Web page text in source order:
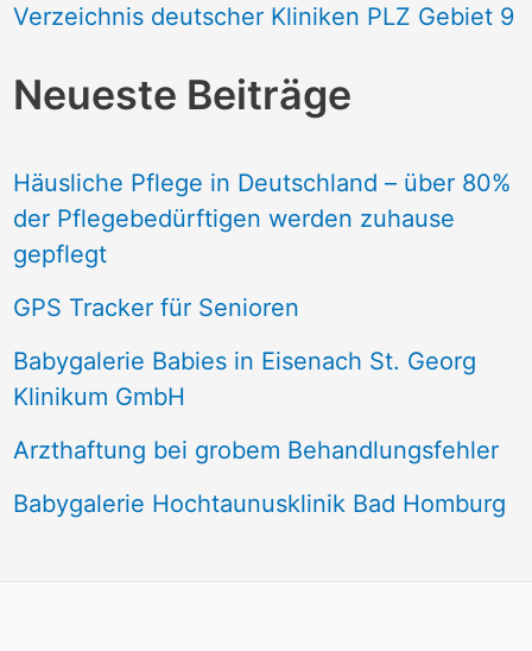
Verzeichnis deutscher Kliniken PLZ Gebiet 9
Neueste Beiträge
Häusliche Pflege in Deutschland – über 80%
der Pflegebedürftigen werden zuhause
gepflegt
GPS Tracker für Senioren
Babygalerie Babies in Eisenach St. Georg
Klinikum GmbH
Arzthaftung bei grobem Behandlungsfehler
Babygalerie Hochtaunusklinik Bad Homburg